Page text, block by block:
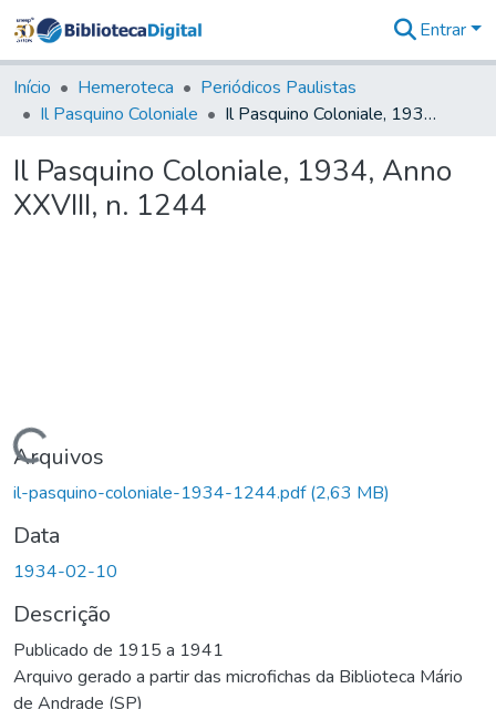
&
Coleções
Tudo na
Digital
Entrar
Início Hemeroteca
Periódicos Paulistas
Il Pasquino Coloniale
Il Pasquino Coloniale, 1934, Anno XXVIII, n. 1244
Il Pasquino Coloniale, 1934, Anno
XXVIII, n. 1244
Carregando...
Arquivos
il-pasquino-coloniale-1934-1244.pdf(2,63 MB)
Data
1934-02-10
Descrição
Publicado de 1915 a 1941
Arquivo gerado a partir das microfichas da Biblioteca Mário
de Andrade (SP)